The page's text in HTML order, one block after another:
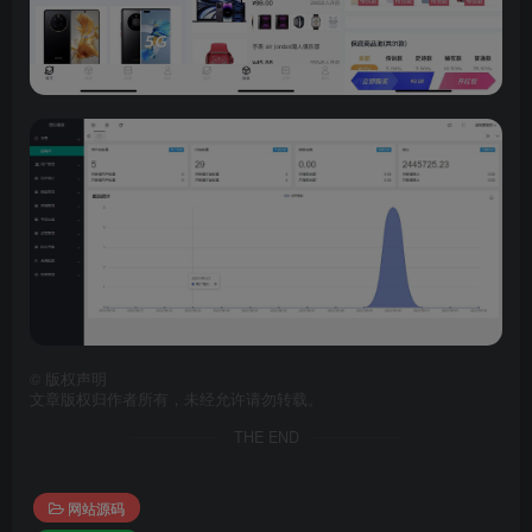
版权声明
文章版权归作者所有，未经允许请勿转载。
THE END
网站源码